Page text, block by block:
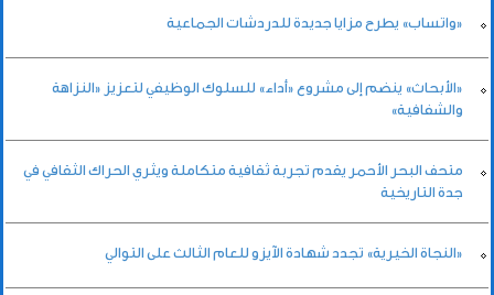
«واتساب» يطرح مزايا جديدة للدردشات الجماعية
«الأبحاث» ينضم إلى مشروع «أداء» للسلوك الوظيفي لتعزيز «النزاهة
والشفافية»
متحف البحر الأحمر يقدم تجربة ثقافية متكاملة ويثري الحراك الثقافي في
جدة التاريخية
«النجاة الخيرية» تجدد شهادة الآيزو للعام الثالث على التوالي